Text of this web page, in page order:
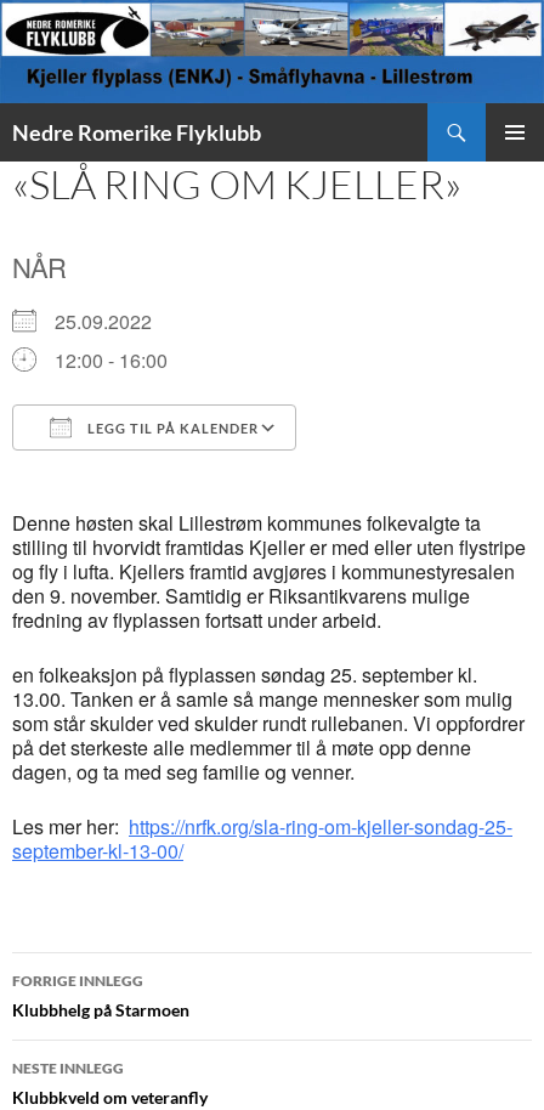
Nedre Romerike Flyklubb
TIL
INNHOLD
«SLÅ RING OM KJELLER»
NÅR
25.09.2022
12:00 - 16:00
LEGG TIL PÅ KALENDER
Denne høsten skal Lillestrøm kommunes folkevalgte ta
stilling til hvorvidt framtidas Kjeller er med eller uten flystripe
og fly i lufta. Kjellers framtid avgjøres i kommunestyresalen
den 9. november. Samtidig er Riksantikvarens mulige
fredning av flyplassen fortsatt under arbeid.
en folkeaksjon på flyplassen søndag 25. september kl.
13.00. Tanken er å samle så mange mennesker som mulig
som står skulder ved skulder rundt rullebanen. Vi oppfordrer
på det sterkeste alle medlemmer til å møte opp denne
dagen, og ta med seg familie og venner.
Les mer her: https://nrfk.org/sla-ring-om-kjeller-sondag-25-
september-kl-13-00/
Innleggsnavigasjon
FORRIGE INNLEGG
Klubbhelg på Starmoen
NESTE INNLEGG
Klubbkveld om veteranfly